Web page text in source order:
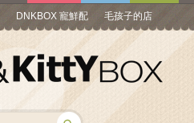
DNKBOX 寵鮮配
毛孩子的店